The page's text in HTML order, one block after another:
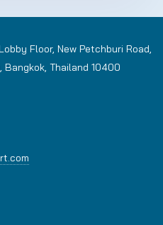
Floor, New Petchburi Road,
Thailand 10400